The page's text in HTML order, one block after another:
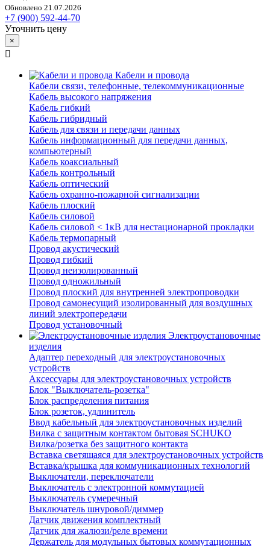
Обновлено 21.07.2026
+7 (900) 592-44-70
Уточнить цену
×
Кабели и провода
Кабели связи, телефонные, телекоммуникационные
Кабель высокого напряжения
Кабель гибкий
Кабель гибридный
Кабель для связи и передачи данных
Кабель информационный для передачи данных,
компьютерный
Кабель коаксиальный
Кабель контрольный
Кабель оптический
Кабель охранно-пожарной сигнализации
Кабель плоский
Кабель силовой
Кабель силовой < 1кВ для нестационарной прокладки
Кабель термопарный
Провод акустический
Провод гибкий
Провод неизолированный
Провод одножильный
Провод плоский для внутренней электропроводки
Провод самонесущий изолированный для воздушных
линий электропередачи
Провод установочный
Электроустановочные
изделия
Адаптер переходный для электроустановочных
устройств
Аксессуары для электроустановочных устройств
Блок "Выключатель-розетка"
Блок распределения питания
Блок розеток, удлинитель
Ввод кабельный для электроустановочных изделий
Вилка с защитным контактом бытовая SCHUKO
Вилка/розетка без защитного контакта
Вставка светящаяся для электроустановочных устройств
Вставка/крышка для коммуникационных технологий
Выключатели, переключатели
Выключатель с электронной коммутацией
Выключатель сумеречный
Выключатель шнуровой/диммер
Датчик движения комплектный
Датчик для жалюзи/реле времени
Держатель для модульных бытовых коммутационных